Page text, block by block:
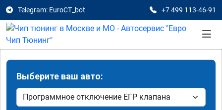
Telegram: EuroCT_bot +7 499 113-46-91
Выберите ваш авто: